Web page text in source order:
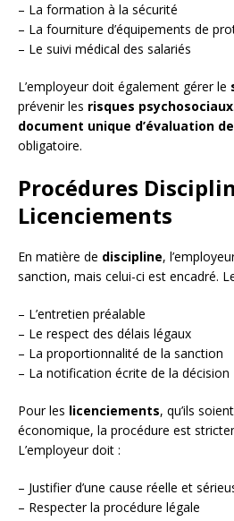
– La formation à la sécurité
– La fourniture d’équipements de
– Le suivi médical des salariés
L’employeur doit également gérer le
prévenir les risques psychosociaux
document unique d’évaluation
obligatoire.
Procédures
Licenciements
En matière de discipline,
sanction, mais celui-ci est encadré.
– L’entretien préalable
– Le respect des délais légaux
– La proportionnalité de la sanction
– La notification écrite de la décision
Pour les licenciements, qu’ils
économique, la procédure est
L’employeur doit :
– Justifier d’une cause réelle et
– Respecter la procédure légale